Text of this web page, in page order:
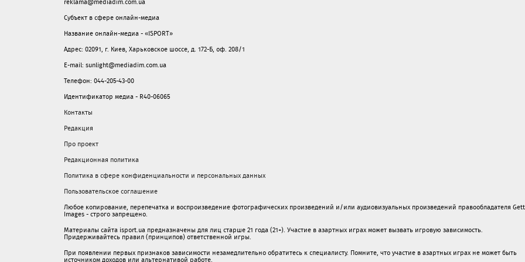
reklama@mediadim.com.ua
Субъект в сфере онлайн-медиа
Название онлайн-медиа - «ISPORT»
Адрес: 02091, г. Киев, Харьковское шоссе, д. 172-Б, оф. 208/1
E-mail: sunlight@mediadim.com.ua
Телефон: 044-205-43-00
Идентификатор медиа - R40-06065
Контакты
Редакция
Про проект
Редакционная политика
Политика в сфере конфиденциальности и персональных данных
Пользовательское соглашение
Любое копирование, перепечатка и воспроизведение фотографических произведений и/или аудиовизуальных произведений правообладателя
Images - строго запрещено.
Материалы сайта isport.ua предназначены для лиц старше 21 года (21+). Участие в азартных играх может вызвать игровую зависимость.
Придерживайтесь правил (принципов) ответственной игры.
При появлении первых признаков зависимости незамедлительно обратитесь к специалисту. Помните, что участие в азартных играх не может быть
источником доходов или альтернативой работе.